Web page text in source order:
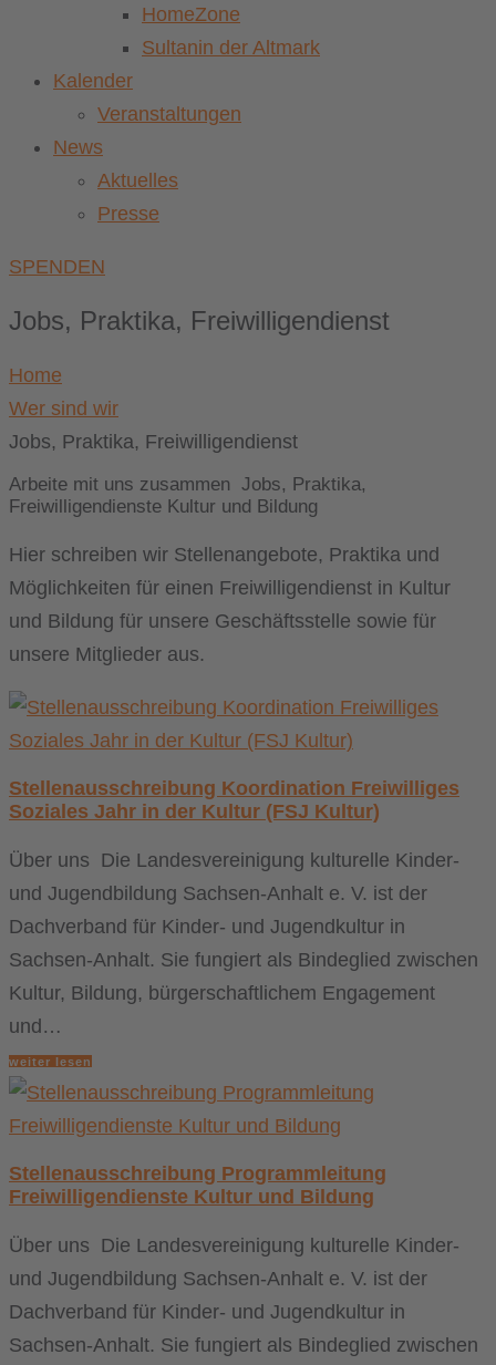
HomeZone
Sultanin der Altmark
Kalender
Veranstaltungen
News
Aktuelles
Presse
SPENDEN
Jobs, Praktika, Freiwilligendienst
Home
Wer sind wir
Jobs, Praktika, Freiwilligendienst
Arbeite mit uns zusammen Jobs, Praktika,
Freiwilligendienste Kultur und Bildung
Hier schreiben wir Stellenangebote, Praktika und
Möglichkeiten für einen Freiwilligendienst in Kultur
und Bildung für unsere Geschäftsstelle sowie für
unsere Mitglieder aus.
Stellenausschreibung Koordination Freiwilliges
Soziales Jahr in der Kultur (FSJ Kultur)
Über uns Die Landesvereinigung kulturelle Kinder-
und Jugendbildung Sachsen-Anhalt e. V. ist der
Dachverband für Kinder- und Jugendkultur in
Sachsen-Anhalt. Sie fungiert als Bindeglied zwischen
Kultur, Bildung, bürgerschaftlichem Engagement
und…
weiter lesen
Stellenausschreibung Programmleitung
Freiwilligendienste Kultur und Bildung
Über uns Die Landesvereinigung kulturelle Kinder-
und Jugendbildung Sachsen-Anhalt e. V. ist der
Dachverband für Kinder- und Jugendkultur in
Sachsen-Anhalt. Sie fungiert als Bindeglied zwischen